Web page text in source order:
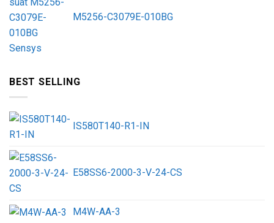
M5256-C3079E-010BG
BEST SELLING
IS580T140-R1-IN
E58SS6-2000-3-V-24-CS
M4W-AA-3